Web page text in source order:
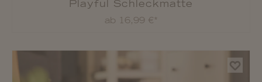
Playful Schleckmatte
ab 16,99 €*